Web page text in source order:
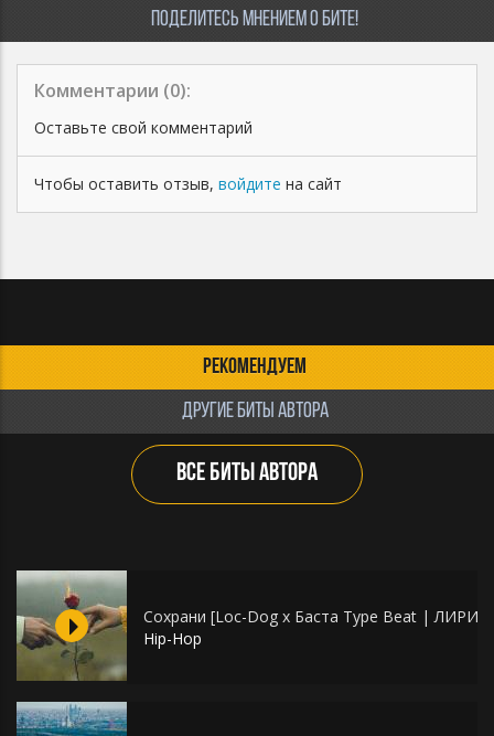
✅ Бит снимается с продажи
ПОДЕЛИТЕСЬ МНЕНИЕМ О БИТЕ!
Комментарии (0):
Оставьте свой комментарий
Чтобы оставить отзыв, войдите на сайт
РЕКОМЕНДУЕМ
ДРУГИЕ БИТЫ АВТОРА
ВСЕ БИТЫ АВТОРА
Сохрани [Loc-Dog x Баста Type Beat |
Hip-Hop